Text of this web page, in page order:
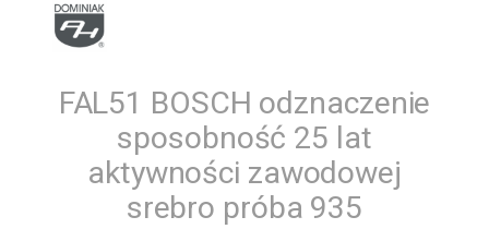
FAL51 BOSCH odznaczenie
sposobność 25 lat
aktywności zawodowej
srebro próba 935